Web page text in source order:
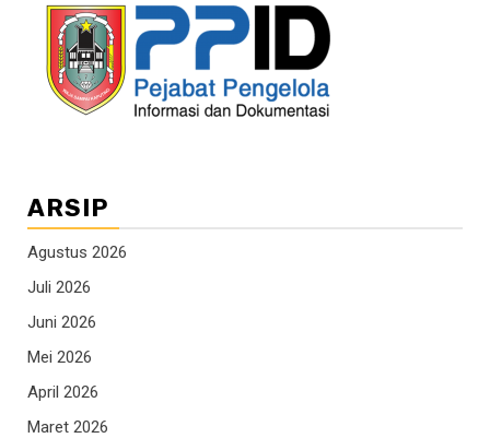
ARSIP
Agustus 2026
Juli 2026
Juni 2026
Mei 2026
April 2026
Maret 2026